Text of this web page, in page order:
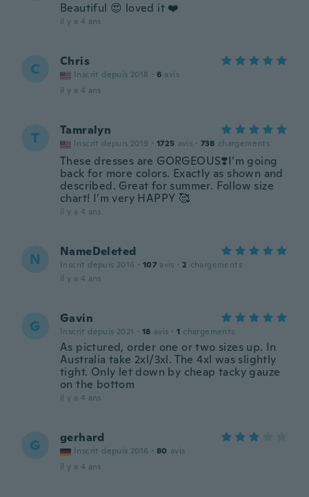
Beautiful 😍 loved it ❤️
il y a 4 ans
C Chris
Inscrit depuis 2018 · 6 avis
il y a 4 ans
T Tamralyn
Inscrit depuis 2019 · 1725 avis · 738 chargements
These dresses are GORGEOUS❣️I’m going
back for more colors. Exactly as shown and
described. Great for summer. Follow size
chart! I’m very HAPPY 🥰
il y a 4 ans
N NameDeleted
Inscrit depuis 2016 · 107 avis · 2 chargements
il y a 4 ans
G Gavin
Inscrit depuis 2021 · 18 avis · 1 chargements
As pictured, order one or two sizes up. In
Australia take 2xl/3xl. The 4xl was slightly
tight. Only let down by cheap tacky gauze
on the bottom
il y a 4 ans
G gerhard
Inscrit depuis 2016 · 80 avis
il y a 4 ans